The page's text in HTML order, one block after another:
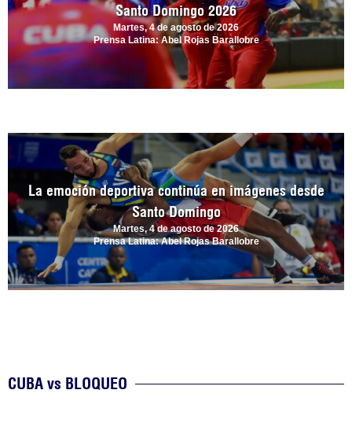
Santo Domingo 2026
Martes, 4 de agosto de 2026
Prensa Latina: Abel Rojas Barallobre
La emoción deportiva continúa en imágenes desde
Santo Domingo
Martes, 4 de agosto de 2026
Prensa Latina: Abel Rojas Barallobre
CUBA vs BLOQUEO